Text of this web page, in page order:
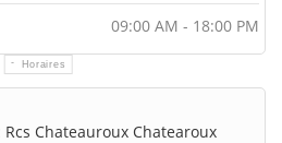
Horaires
09:00 AM - 18:00 PM
Rcs Chateauroux Chatearoux